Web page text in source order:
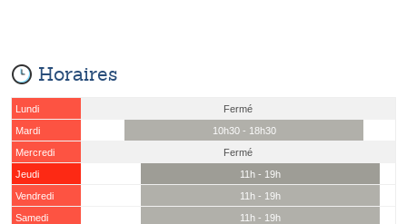
Horaires
Lundi
Fermé
Mardi
10h30 - 18h30
Mercredi
Fermé
Jeudi
11h - 19h
Vendredi
11h - 19h
Samedi
11h - 19h